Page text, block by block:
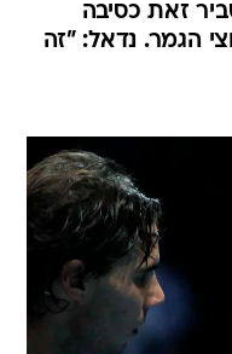
זאת כסיבה
הגמר. נדאל: "זה